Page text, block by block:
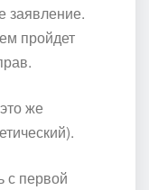
заявление.
пройдет
же
с первой